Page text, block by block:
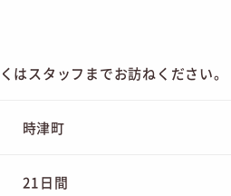
はスタッフまでお訪ねください。
時津町
21日間